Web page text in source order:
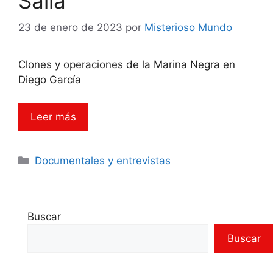
23 de enero de 2023 por Misterioso Mundo
Clones y operaciones de la Marina Negra en
Diego García
Leer más
Categorías
Documentales y entrevistas
Buscar
Buscar